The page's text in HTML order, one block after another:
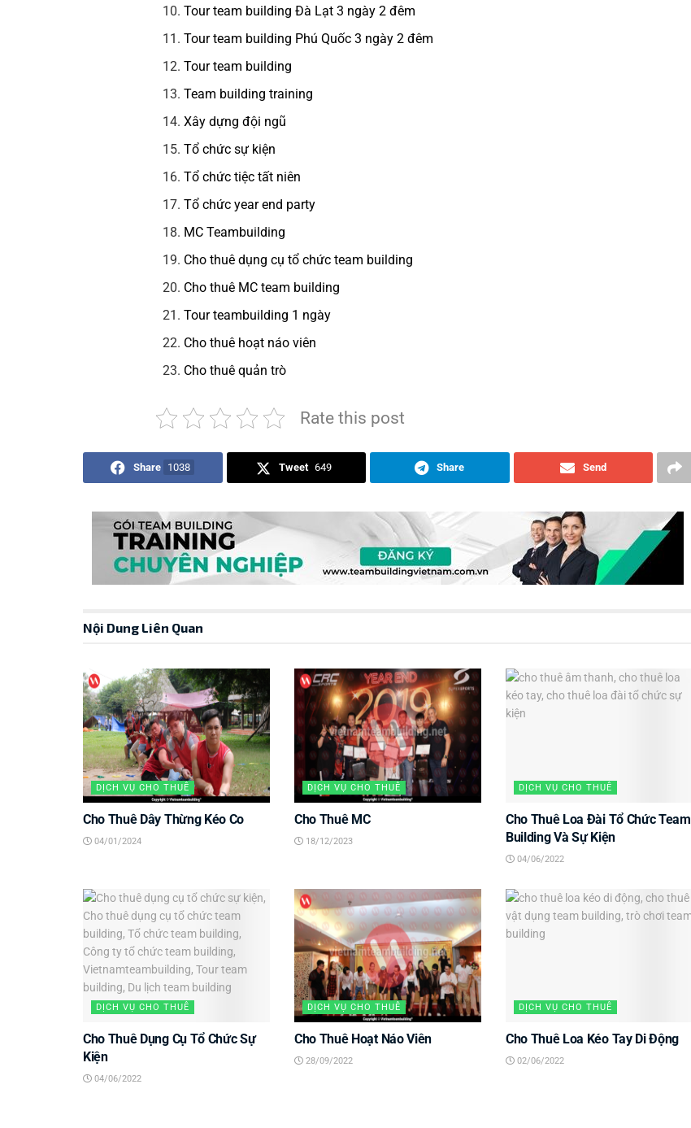
Tour team building Đà Lạt 3 ngày 2 đêm
Tour team building Phú Quốc 3 ngày 2 đêm
Tour team building
Team building training
Xây dựng đội ngũ
Tổ chức sự kiện
Tổ chức tiệc tất niên
Tổ chức year end party
MC Teambuilding
Cho thuê dụng cụ tổ chức team building
Cho thuê MC team building
Tour teambuilding 1 ngày
Cho thuê hoạt náo viên
Cho thuê quản trò
Rate this post
Share 1038 Tweet 649 Share Send
Nội Dung Liên Quan
DỊCH VỤ CHO THUÊ
Cho Thuê Dây Thừng Kéo Co
04/01/2024
DỊCH VỤ CHO THUÊ
Cho Thuê MC
18/12/2023
DỊCH VỤ CHO THUÊ
Cho Thuê Loa Đài Tổ Chức Team
Building Và Sự Kiện
04/06/2022
DỊCH VỤ CHO THUÊ
Cho Thuê Dụng Cụ Tổ Chức Sự
Kiện
04/06/2022
DỊCH VỤ CHO THUÊ
Cho Thuê Hoạt Náo Viên
28/09/2022
DỊCH VỤ CHO THUÊ
Cho Thuê Loa Kéo Tay Di Động
02/06/2022